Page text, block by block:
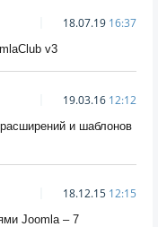
18.07.19 16:37
v3
19.03.16 12:12
и шаблонов
18.12.15 12:15
Joomla – 7